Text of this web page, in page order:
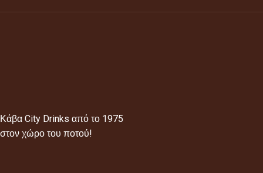
Κάβα City Drinks από το 1975
στον χώρο του ποτού!